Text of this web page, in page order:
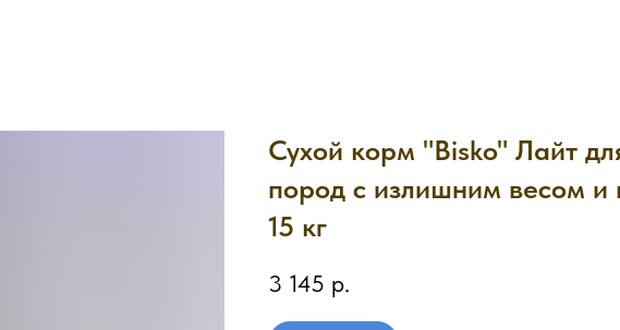
Сухой корм "Bisko" Лайт
пород с излишним весом и
15 кг
3 145 р.